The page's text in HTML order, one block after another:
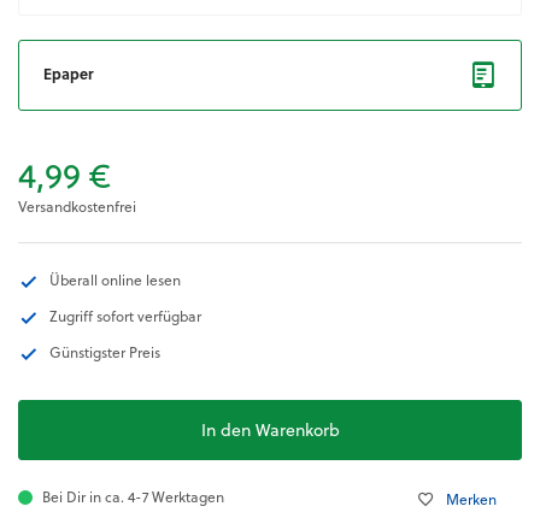
Epaper
4,99 €
Versandkostenfrei
Überall online lesen
Zugriff sofort verfügbar
Günstigster Preis
In den Warenkorb
Bei Dir in ca. 4-7 Werktagen Merken